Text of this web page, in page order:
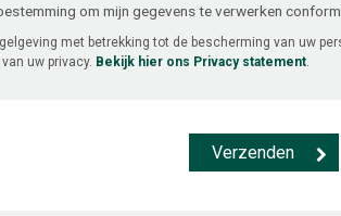
om mijn gegevens te verwerken
met betrekking tot de bescherming van uw
uw privacy. Bekijk hier ons Privacy statement